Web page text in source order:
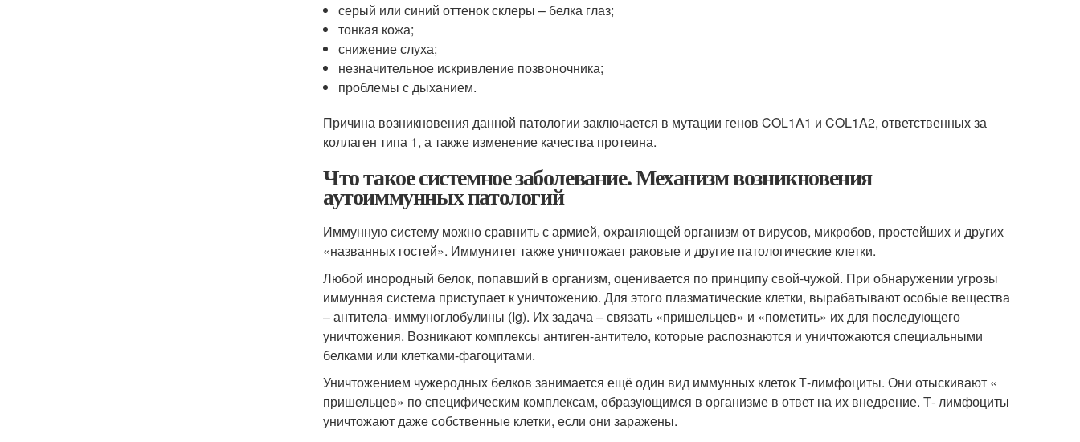
серый или синий оттенок склеры – белка глаз;
тонкая кожа;
снижение слуха;
незначительное искривление позвоночника;
проблемы с дыханием.
Причина возникновения данной патологии заключается в мутации генов COL1A1 и COL1A2, ответственных за
коллаген типа 1, а также изменение качества протеина.
Что такое системное заболевание. Механизм возникновения
аутоиммунных патологий
Иммунную систему можно сравнить с армией, охраняющей организм от вирусов, микробов, простейших и других
«названных гостей». Иммунитет также уничтожает раковые и другие патологические клетки.
Любой инородный белок, попавший в организм, оценивается по принципу свой-чужой. При обнаружении угрозы
иммунная система приступает к уничтожению. Для этого плазматические клетки, вырабатывают особые вещества
– антитела- иммуноглобулины (Ig). Их задача – связать «пришельцев» и «пометить» их для последующего
уничтожения. Возникают комплексы антиген-антитело, которые распознаются и уничтожаются специальными
белками или клетками-фагоцитами.
Уничтожением чужеродных белков занимается ещё один вид иммунных клеток Т-лимфоциты. Они отыскивают «
пришельцев» по специфическим комплексам, образующимся в организме в ответ на их внедрение. Т- лимфоциты
уничтожают даже собственные клетки, если они заражены.